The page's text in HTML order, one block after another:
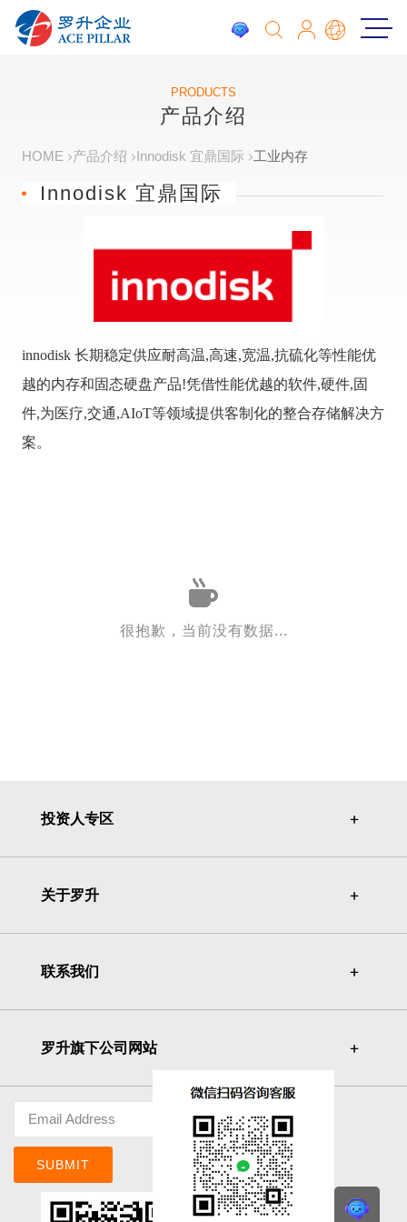
PRODUCTS
产品介绍
HOME 产品介绍 Innodisk 宜鼎国际 工业内存
Innodisk 宜鼎国际
innodisk 长期稳定供应耐高温,高速,宽温,抗硫化等性能优
越的内存和固态硬盘产品!凭借性能优越的软件,硬件,固
件,为医疗,交通,AIoT等领域提供客制化的整合存储解决方
案。
很抱歉，当前没有数据...
投资人专区 ＋
＋
关于罗升 ＋
＋
联系我们 ＋
＋
罗升旗下公司网站 ＋
＋
SUBMIT